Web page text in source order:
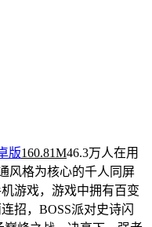
版160.81M46.3万人在用
风格为核心的千人同屏
游戏，游戏中拥有百变
招，BOSS派对史诗闪